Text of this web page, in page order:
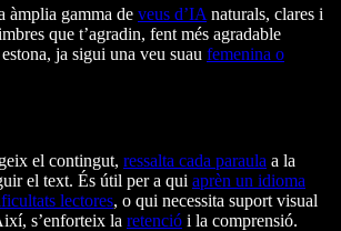
àmplia gamma de veus d’IA naturals, clares i
que t’agradin, fent més agradable
ja sigui una veu suau femenina o
el contingut, ressalta cada paraula a la
el text. És útil per a qui aprèn un idioma
lectores, o qui necessita suport visual
s’enforteix la retenció i la comprensió.